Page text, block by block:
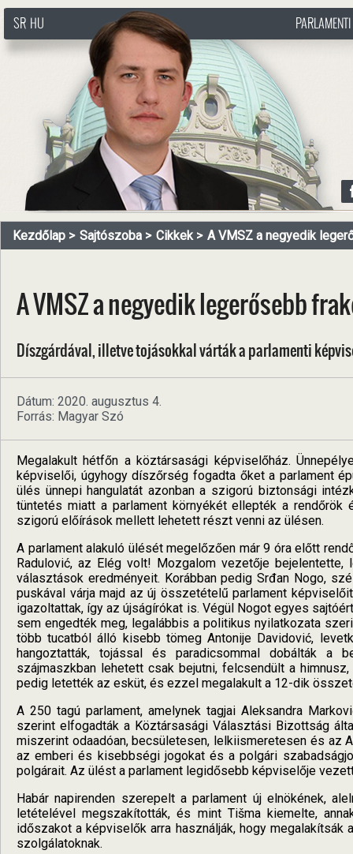
http://www.pasztorbalint.rs/hu
SR HU
Kezdőlap Sajtószoba Cikkek A VMSZ a negyedik
A VMSZ a negyedik legerősebb
Díszgárdával, illetve tojásokkal várták a parlamenti
Dátum: 2020. augusztus 4.
Forrás: Magyar Szó
Megalakult hétfőn a köztársasági képviselőház.
képviselői, úgyhogy díszőrség fogadta őket a parlament
ülés ünnepi hangulatát azonban a szigorú biztonsági
tüntetés miatt a parlament környékét ellepték a
szigorú előírások mellett lehetett részt venni az ülésen.
A parlament alakuló ülését megelőzően már 9 óra előtt
Radulović, az Elég volt! Mozgalom vezetője
választások eredményeit. Korábban pedig Srđan Nogo,
puskával várja majd az új összetételű parlament
igazoltattak, így az újságírókat is. Végül Nogot egyes
sem engedték meg, legalábbis a politikus nyilatkozata
több tucatból álló kisebb tömeg Antonije Davidović,
hangoztatták, tojással és paradicsommal dobálták a
szájmaszkban lehetett csak bejutni, felcsendült a
pedig letették az esküt, és ezzel megalakult a 12-dik
A 250 tagú parlament, amelynek tagjai Aleksandra
szerint elfogadták a Köztársasági Választási Bizottság
miszerint odaadóan, becsületesen, lelkiismeretesen és az
az emberi és kisebbségi jogokat és a polgári
polgárait. Az ülést a parlament legidősebb képviselője
Habár napirenden szerepelt a parlament új elnökének,
letételével megszakították, és mint Tišma kiemelte,
időszakot a képviselők arra használják, hogy
szolgálatoknak.